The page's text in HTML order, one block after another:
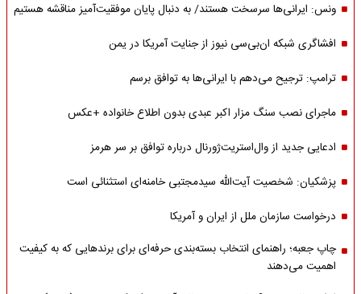
ونس: ایرانی‌ها سرسخت هستند/ به دنبال پایان موفقیت‌آمیز مناقشه هستیم
افشاگری شبکه ان‌بی‌سی نیوز از جنایت آمریکا در یمن
ترامپ: ترجیح می‌دهم با ایرانی‌‌ها به توافق برسم
ماجرای نصب سنگ مزار اکبر عبدی بدون اطلاع خانواده +عکس
ادعایی جدید از وال‌استریت‌ژورنال درباره توافق بر سر هرمز
پزشکیان: شخصیت آیت‌الله سیدمجتبی خامنه‌ای استثنائی است
درخواست سازمان ملل از ایران و آمریکا
چاپ جعبه؛ راهنمای انتخاب بسته‌بندی حرفه‌ای برای برندهایی که به کیفیت
اهمیت می‌دهند